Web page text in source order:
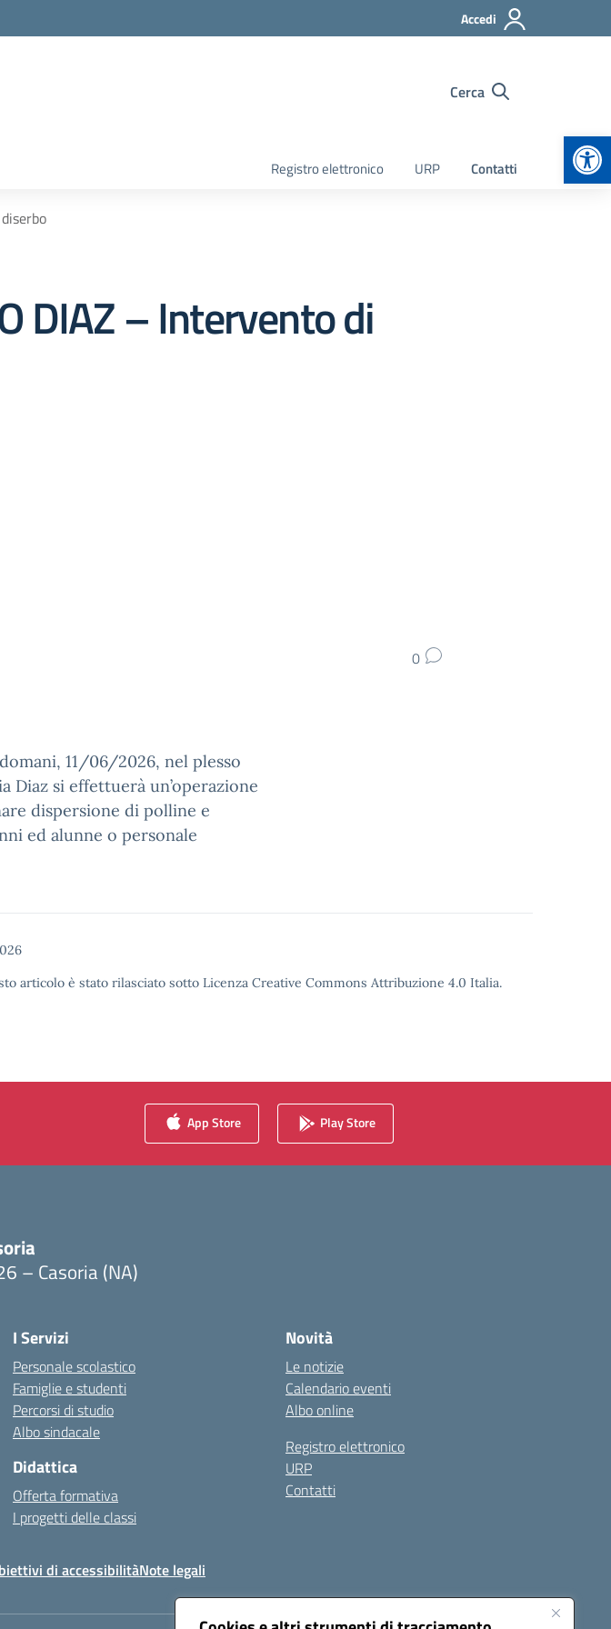
Accedi
Cerca
Registro elettronico URP Contatti
DIAZ – Intervento di
0
11/06/2026, nel plesso
Diaz si effettuerà un’operazione
dispersione di polline e
ed alunne o personale
articolo è stato rilasciato sotto Licenza Creative Commons Attribuzione 4.0 Italia.
App Store Play Store
– Casoria (NA)
I Servizi
Personale scolastico
Famiglie e studenti
Percorsi di studio
Albo sindacale
Didattica
Offerta formativa
I progetti delle classi
Novità
Le notizie
Calendario eventi
Albo online
Registro elettronico
URP
Contatti
di accessibilitàNote legali